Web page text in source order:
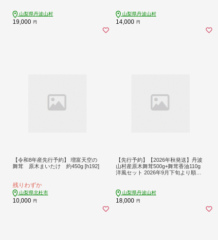
25-1000】
山梨県丹波山村
19,000 円
山梨県丹波山村
14,000 円
【令和8年産先行予約】 増富天空の
舞茸 原木まいたけ 約450g [h192]
残りわずか
山梨県北杜市
10,000 円
【先行予約】【2026年秋発送】丹波
山村産原木舞茸500g+舞茸香油110g
洋風セット 2026年9月下旬より順次
山梨県丹波山村
18,000 円